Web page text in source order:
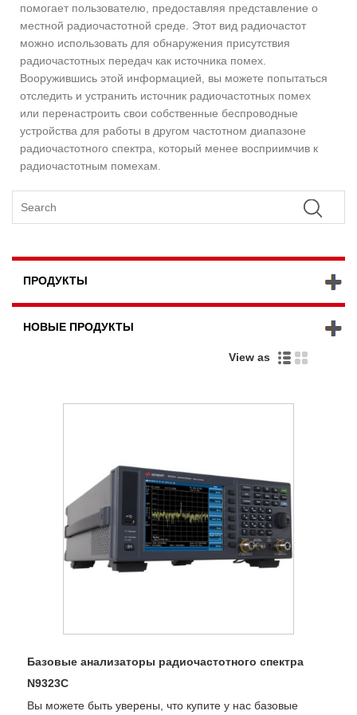
помогает пользователю, предоставляя представление о
местной радиочастотной среде. Этот вид радиочастот
можно использовать для обнаружения присутствия
радиочастотных передач как источника помех.
Вооружившись этой информацией, вы можете попытаться
отследить и устранить источник радиочастотных помех
или перенастроить свои собственные беспроводные
устройства для работы в другом частотном диапазоне
радиочастотного спектра, который менее восприимчив к
радиочастотным помехам.
ПРОДУКТЫ
НОВЫЕ ПРОДУКТЫ
View as
Базовые анализаторы радиочастотного спектра
N9323C
Вы можете быть уверены, что купите у нас базовые